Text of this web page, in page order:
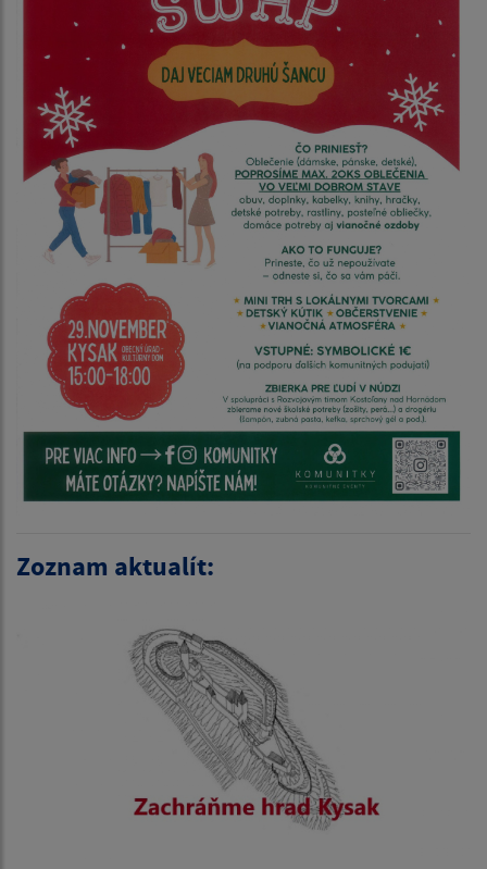
Zoznam aktualít: